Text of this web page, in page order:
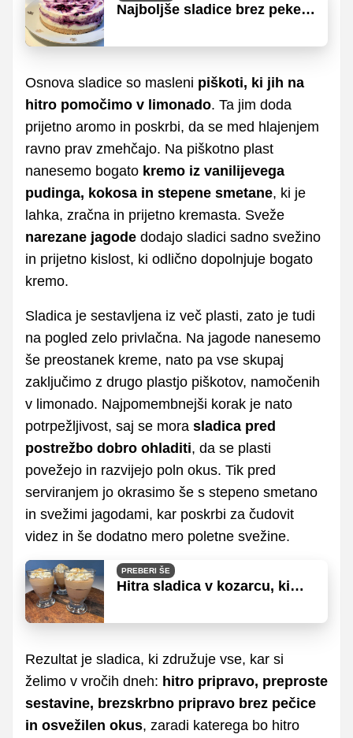
Najboljše sladice brez peke,
Osnova sladice so masleni piškoti, ki jih na
hitro pomočimo v limonado. Ta jim doda
prijetno aromo in poskrbi, da se med hlajenjem
ravno prav zmehčajo. Na piškotno plast
nanesemo bogato kremo iz vanilijevega
pudinga, kokosa in stepene smetane, ki je
lahka, zračna in prijetno kremasta. Sveže
narezane jagode dodajo sladici sadno svežino
in prijetno kislost, ki odlično dopolnjuje bogato
kremo.
Sladica je sestavljena iz več plasti, zato je tudi
na pogled zelo privlačna. Na jagode nanesemo
še preostanek kreme, nato pa vse skupaj
zaključimo z drugo plastjo piškotov, namočenih
v limonado. Najpomembnejši korak je nato
potrpežljivost, saj se mora sladica pred
postrežbo dobro ohladiti, da se plasti
povežejo in razvijejo poln okus. Tik pred
serviranjem jo okrasimo še s stepeno smetano
in svežimi jagodami, kar poskrbi za čudovit
videz in še dodatno mero poletne svežine.
PREBERI ŠE
Hitra sladica v kozarcu, ki
Rezultat je sladica, ki združuje vse, kar si
želimo v vročih dneh: hitro pripravo, preproste
sestavine, brezskrbno pripravo brez pečice
in osvežilen okus, zaradi katerega bo hitro